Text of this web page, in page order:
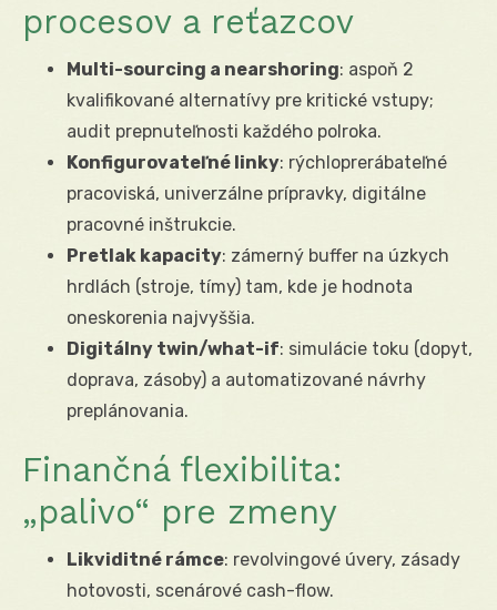
procesov a reťazcov
Multi-sourcing a nearshoring: aspoň 2
kvalifikované alternatívy pre kritické vstupy;
audit prepnuteľnosti každého polroka.
Konfigurovateľné linky: rýchloprerábateľné
pracoviská, univerzálne prípravky, digitálne
pracovné inštrukcie.
Pretlak kapacity: zámerný buffer na úzkych
hrdlách (stroje, tímy) tam, kde je hodnota
oneskorenia najvyššia.
Digitálny twin/what-if: simulácie toku (dopyt,
doprava, zásoby) a automatizované návrhy
preplánovania.
Finančná flexibilita:
„palivo“ pre zmeny
Likviditné rámce: revolvingové úvery, zásady
hotovosti, scenárové cash-flow.